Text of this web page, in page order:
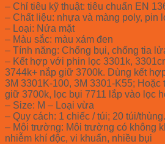
– Chỉ tiêu kỹ thuật: tiêu chuẩn EN
– Chất liệu: nhựa và màng poly, pin
– Loại: Nửa mặt
– Màu sắc: màu xám đen
– Tính năng: Chống bụi, chống tia
– Kết hợp với phin lọc 3301k,
3744k+ nắp giữ 3700k. Dùng kết
3M 3301K-100, 3M 3301-K55; Hoặc
giữ 3700k, lọc bụi 7711 lắp vào lọc
– Size: M – Loại vừa
– Quy cách: 1 chiếc / túi; 20 túi/thùng.
– Môi trường: Môi trường có không
nhiễm khí độc, vi khuẩn, nhiều bụi